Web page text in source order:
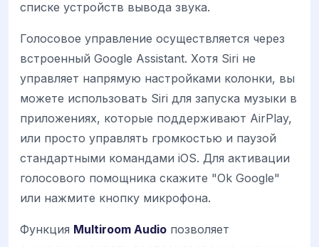
списке устройств вывода звука.
Голосовое управление осуществляется через
встроенный Google Assistant. Хотя Siri не
управляет напрямую настройками колонки, вы
можете использовать Siri для запуска музыки в
приложениях, которые поддерживают AirPlay,
или просто управлять громкостью и паузой
стандартными командами iOS. Для активации
голосового помощника скажите "Ok Google"
или нажмите кнопку микрофона.
Функция Multiroom Audio позволяет